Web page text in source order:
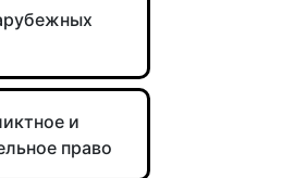
и
право